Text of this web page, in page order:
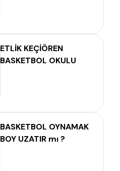
ETLİK KEÇİÖREN
BASKETBOL OKULU
BASKETBOL OYNAMAK
BOY UZATIR mı ?